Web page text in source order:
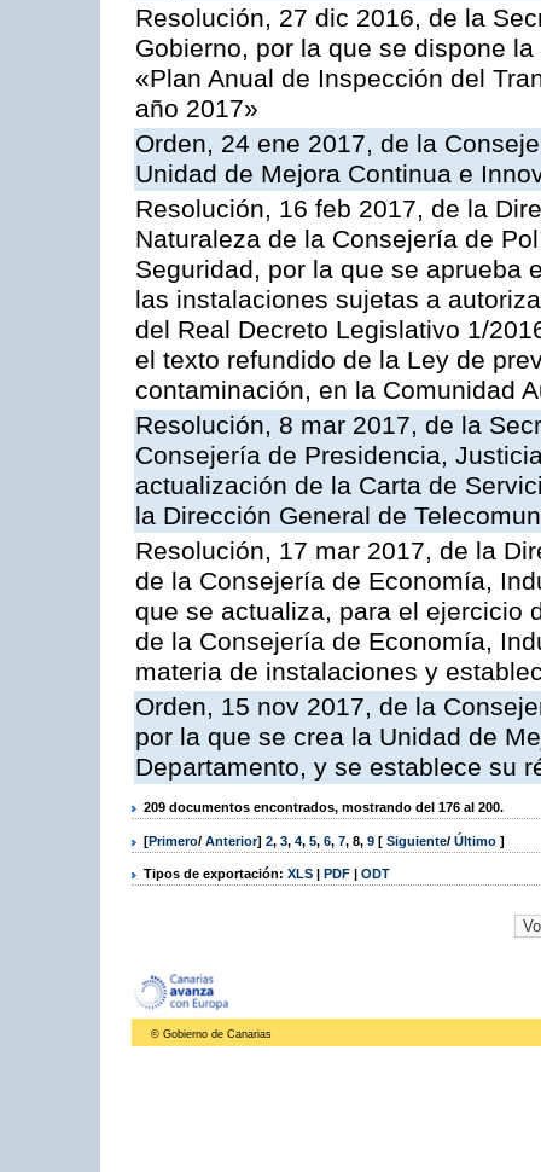
Resolución, 27 dic 2016, de la
Gobierno, por la que se dispone
«Plan Anual de Inspección del
año 2017»
Orden, 24 ene 2017, de la
Unidad de Mejora Continua e
Resolución, 16 feb 2017, de la
Naturaleza de la Consejería de
Seguridad, por la que se aprueba
las instalaciones sujetas a
del Real Decreto Legislativo 1/
el texto refundido de la Ley de
contaminación, en la Comunidad
Resolución, 8 mar 2017, de la
Consejería de Presidencia,
actualización de la Carta de
la Dirección General de
Resolución, 17 mar 2017, de la
de la Consejería de Economía,
que se actualiza, para el ejercicio
de la Consejería de Economía,
materia de instalaciones y
Orden, 15 nov 2017, de la
por la que se crea la Unidad de
Departamento, y se establece su
209 documentos encontrados, mostrando del 176 al 200.
[Primero/ Anterior] 2, 3, 4, 5, 6, 7, 8, 9 [ Siguiente/ Último ]
Tipos de exportación: XLS | PDF | ODT
© Gobierno de Canarias